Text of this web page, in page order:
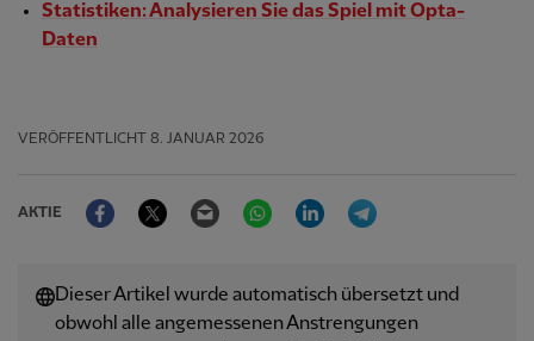
Statistiken: Analysieren Sie das Spiel mit Opta-
Daten
VERÖFFENTLICHT 8. JANUAR 2026
AKTIE
FacebookTwitter Email WhatsAppLinkedIn
Dieser Artikel wurde automatisch übersetzt und
obwohl alle angemessenen Anstrengungen